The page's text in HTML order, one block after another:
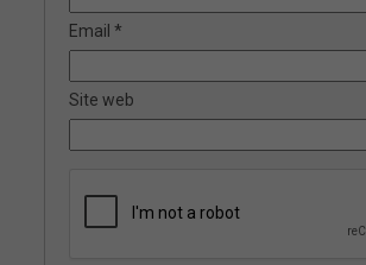
Email *
Site web